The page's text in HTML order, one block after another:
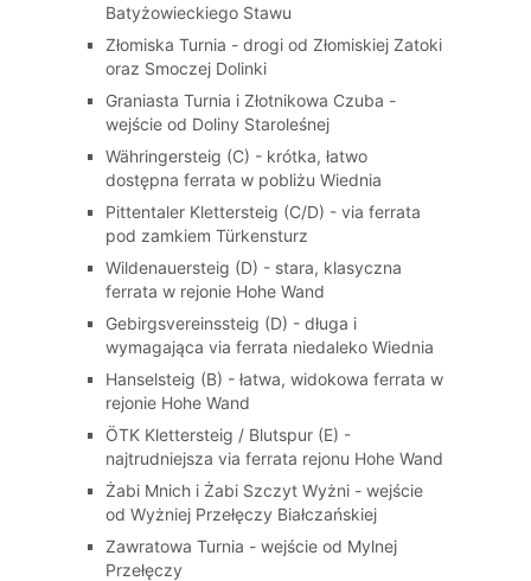
Batyżowieckiego Stawu
Złomiska Turnia - drogi od Złomiskiej Zatoki
oraz Smoczej Dolinki
Graniasta Turnia i Złotnikowa Czuba -
wejście od Doliny Staroleśnej
Währingersteig (C) - krótka, łatwo
dostępna ferrata w pobliżu Wiednia
Pittentaler Klettersteig (C/D) - via ferrata
pod zamkiem Türkensturz
Wildenauersteig (D) - stara, klasyczna
ferrata w rejonie Hohe Wand
Gebirgsvereinssteig (D) - długa i
wymagająca via ferrata niedaleko Wiednia
Hanselsteig (B) - łatwa, widokowa ferrata w
rejonie Hohe Wand
ÖTK Klettersteig / Blutspur (E) -
najtrudniejsza via ferrata rejonu Hohe Wand
Żabi Mnich i Żabi Szczyt Wyżni - wejście
od Wyżniej Przełęczy Białczańskiej
Zawratowa Turnia - wejście od Mylnej
Przełęczy